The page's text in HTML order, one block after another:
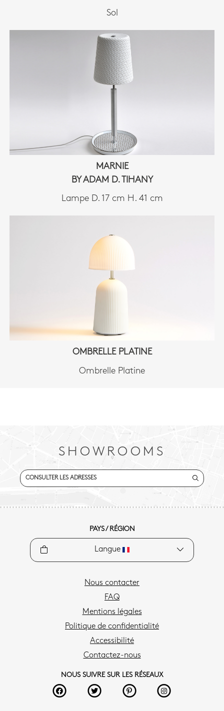
Sol
MARNIE
BY ADAM D. TIHANY
Lampe D. 17 cm H. 41 cm
OMBRELLE PLATINE
Ombrelle Platine
SHOWROOMS
CONSULTER LES ADRESSES
PAYS / RÉGION
Langue
Nous contacter
FAQ
Mentions légales
Politique de confidentialité
Accessibilité
Contactez-nous
NOUS SUIVRE SUR LES RÉSEAUX